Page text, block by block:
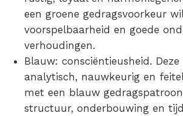
een groene gedragsvoorkeur wil
voorspelbaarheid en goede
verhoudingen.
Blauw: consciëntieusheid.
analytisch, nauwkeurig en
met een blauw
structuur, onderbouwing en